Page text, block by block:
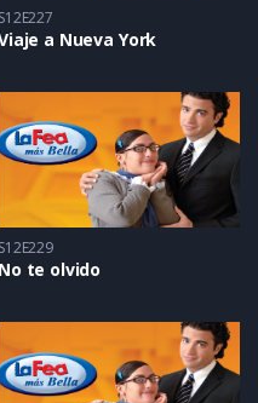
S12E227
a Nueva York
S12E229
No te olvido